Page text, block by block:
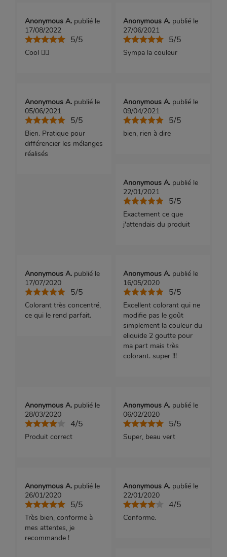
Anonymous A. publié le
17/08/2022
5/5
Cool 👍🏿
Anonymous A. publié le
27/06/2021
5/5
Sympa la couleur
Anonymous A. publié le
05/06/2021
5/5
Bien. Pratique pour
différencier les mélanges
réalisés
Anonymous A. publié le
09/04/2021
5/5
bien, rien à dire
Anonymous A. publié le
22/01/2021
5/5
Exactement ce que
j'attendais du produit
Anonymous A. publié le
17/07/2020
5/5
Colorant très concentré,
ce qui le rend parfait.
Anonymous A. publié le
16/05/2020
5/5
Excellent colorant qui ne
modifie pas le goût
simplement la couleur du
eliquide 2 goutte pour
ma part mais très
colorant. super !!!
Anonymous A. publié le
28/03/2020
4/5
Produit correct
Anonymous A. publié le
06/02/2020
5/5
Super, beau vert
Anonymous A. publié le
26/01/2020
5/5
Très bien, conforme à
mes attentes, je
recommande !
Anonymous A. publié le
22/01/2020
4/5
Conforme.